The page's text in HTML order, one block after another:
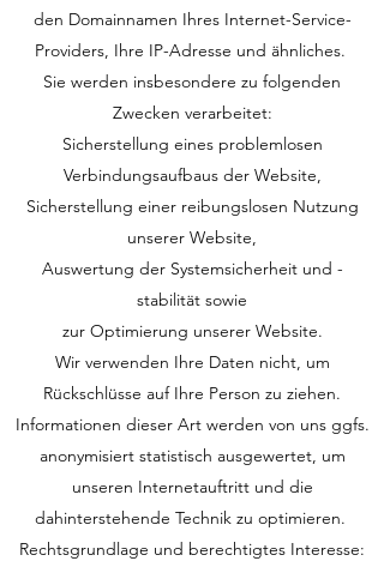
den Domainnamen Ihres Internet-Service-
Providers, Ihre IP-Adresse und ähnliches.
Sie werden insbesondere zu folgenden
Zwecken verarbeitet:
Sicherstellung eines problemlosen
Verbindungsaufbaus der Website,
Sicherstellung einer reibungslosen Nutzung
unserer Website,
Auswertung der Systemsicherheit und -
stabilität sowie
zur Optimierung unserer Website.
Wir verwenden Ihre Daten nicht, um
Rückschlüsse auf Ihre Person zu ziehen.
Informationen dieser Art werden von uns ggfs.
anonymisiert statistisch ausgewertet, um
unseren Internetauftritt und die
dahinterstehende Technik zu optimieren.
Rechtsgrundlage und berechtigtes Interesse: